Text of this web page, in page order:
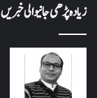
زیادہ پڑھی جانیوالی خبریں